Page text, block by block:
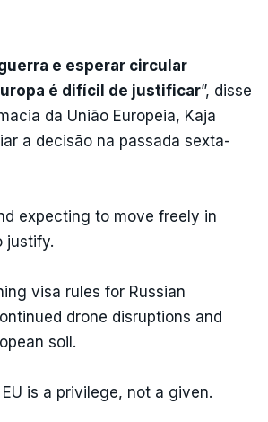
e esperar circular
é difícil de justificar”, disse
da União Europeia, Kaja
a decisão na passada sexta-
expecting to move freely in
justify.
visa rules for Russian
drone disruptions and
soil.
is a privilege, not a given.